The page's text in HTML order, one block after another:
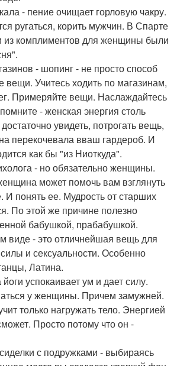
- пение очищает горловую чакру.
ругаться, корить мужчин. В Спарте
из комплиментов для женщины были
- шопинг - не просто способ
вещи. Учитесь ходить по магазинам,
Примеряйте вещи. Наслаждайтесь
- женская энергия столь
увидеть, потрогать вещь,
перекочевала вваш гардероб. И
как бы "из Ниоткуда".
- но обязательно женщины.
может помочь вам взглянуть
И понять ее. Мудрость от старших
По этой же причине полезно
бабушкой, прабабушкой.
виде - это отличнейшая вещь для
и сексуальности. Особенно
Латина.
успокаивает ум и дает силу.
у женщины. Причем замужней.
только нагружать тело. Энергией
Просто потому что он -
с подружками - выбираясь